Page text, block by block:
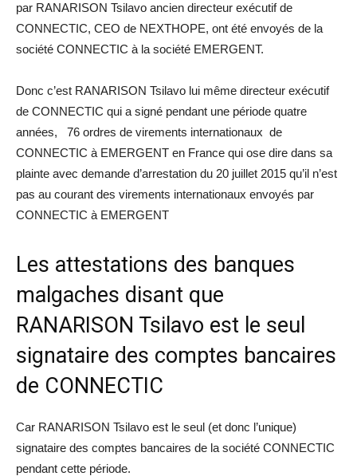
par RANARISON Tsilavo ancien directeur exécutif de
CONNECTIC, CEO de NEXTHOPE, ont été envoyés de la
société CONNECTIC à la société EMERGENT.
Donc c’est RANARISON Tsilavo lui même directeur exécutif
de CONNECTIC qui a signé pendant une période quatre
années, 76 ordres de virements internationaux de
CONNECTIC à EMERGENT en France qui ose dire dans sa
plainte avec demande d’arrestation du 20 juillet 2015 qu’il n’est
pas au courant des virements internationaux envoyés par
CONNECTIC à EMERGENT
Les attestations des banques
malgaches disant que
RANARISON Tsilavo est le seul
signataire des comptes bancaires
de CONNECTIC
Car RANARISON Tsilavo est le seul (et donc l’unique)
signataire des comptes bancaires de la société CONNECTIC
pendant cette période.